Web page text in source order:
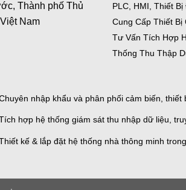
Thành phố Thủ
Nam
PLC, HMI, Thiết Bị
Cung Cấp Thiết Bị
Tư Vấn Tích Hợp
Thống Thu Thập
nhập khẩu và phân phối cảm biến, thiết
hợp hệ thống giám sát thu nhập dữ liệu,
kế & lắp đặt hệ thống nhà thông minh